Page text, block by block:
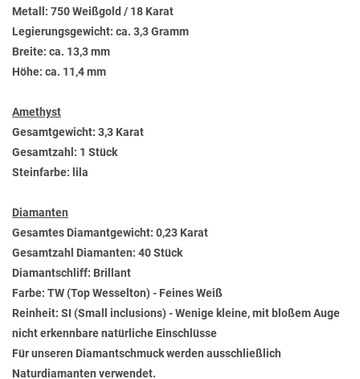
Metall: 750 Weißgold / 18 Karat
Legierungsgewicht: ca. 3,3 Gramm
Breite: ca. 13,3 mm
Höhe: ca. 11,4 mm
Amethyst
Gesamtgewicht: 3,3 Karat
Gesamtzahl: 1 Stück
Steinfarbe: lila
Diamanten
Gesamtes Diamantgewicht: 0,23 Karat
Gesamtzahl Diamanten: 40 Stück
Diamantschliff: Brillant
Farbe: TW (Top Wesselton) - Feines Weiß
Reinheit: SI (Small inclusions) - Wenige kleine, mit bloßem Auge
nicht erkennbare natürliche Einschlüsse
Für unseren Diamantschmuck werden ausschließlich
Naturdiamanten verwendet.